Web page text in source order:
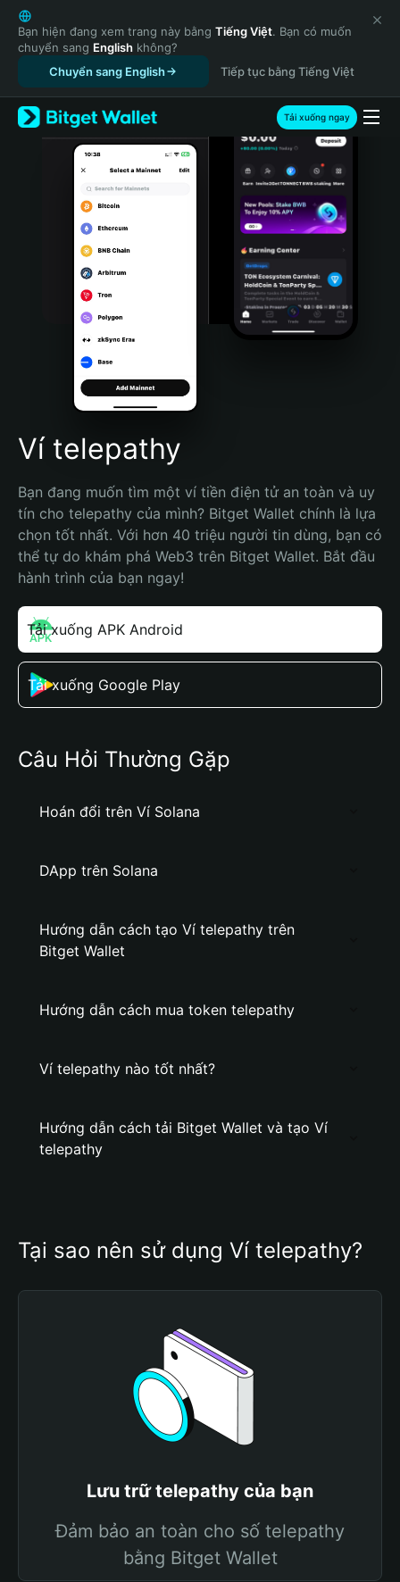
English
日本語
Tiếng Việt
Русский
Español (Latinoamérica)
Türkçe
Italiano
Português (Portugal)
Bahasa Indonesia
Português (Brasil)
Español (Argentina)
Bạn hiện đang xem trang này bằng Tiếng Việt. Bạn có muốn
chuyển sang English không?
Chuyển sang English
Tiếp tục bằng Tiếng Việt
Tải xuống ngay
Ví telepathy
Bạn đang muốn tìm một ví tiền điện tử an toàn và uy
tín cho telepathy của mình? Bitget Wallet chính là lựa
chọn tốt nhất. Với hơn 40 triệu người tin dùng, bạn có
thể tự do khám phá Web3 trên Bitget Wallet. Bắt đầu
hành trình của bạn ngay!
Tải xuống APK Android
Tải xuống Google Play
Câu Hỏi Thường Gặp
Hoán đổi trên Ví Solana
DApp trên Solana
Hướng dẫn cách tạo Ví telepathy trên
Bitget Wallet
Hướng dẫn cách mua token telepathy
Ví telepathy nào tốt nhất?
Hướng dẫn cách tải Bitget Wallet và tạo Ví
telepathy
Tại sao nên sử dụng Ví telepathy?
Lưu trữ telepathy của bạn
Đảm bảo an toàn cho số telepathy
bằng Bitget Wallet